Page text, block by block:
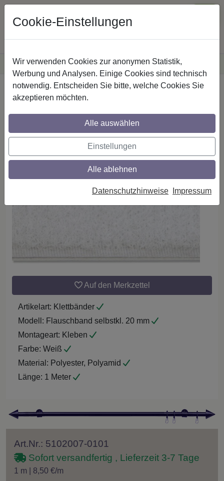
VersandkostenfreieLieferung innerhalb Deutschlands
Sichere Zahlung
Startseite Gardinen
Gardinen-Zubehör
Gardinenbänder
Flauschband selbstklebend für Gardinen
und Vorhänge, 20 mm in Weiß
Auf den Merkzettel
Artikelart: Klettbänder
Modell: Flauschband selbstkl. 20 mm
Montageart: Kleben
Farbe: Weiß
Material: Polyester, Polyamid
Länge: 1 Meter
Art.Nr.: 5102007-0101
Sofort versandfertig , Lieferzeit 3-7 Tage
1 m | 8,50 €/m
Cookie-Einstellungen
Wir verwenden Cookies zur anonymen Statistik,
Werbung und Analysen. Einige Cookies sind technisch
notwendig. Entscheiden Sie bitte, welche Cookies Sie
akzeptieren möchten.
Alle auswählen
Einstellungen
Alle ablehnen
Datenschutzhinweise Impressum